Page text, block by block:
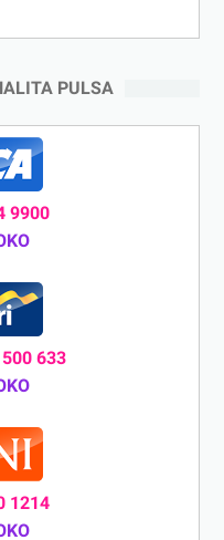
PULSA
9900
633
1214